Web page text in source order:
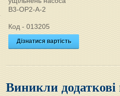
В3-ОР2-А-2
Код - 013205
Дізнатися вартість
Виникли